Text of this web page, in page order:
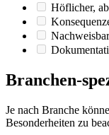
Höflicher,
Branchen-
Je nach Branche
Besonderheiten zu